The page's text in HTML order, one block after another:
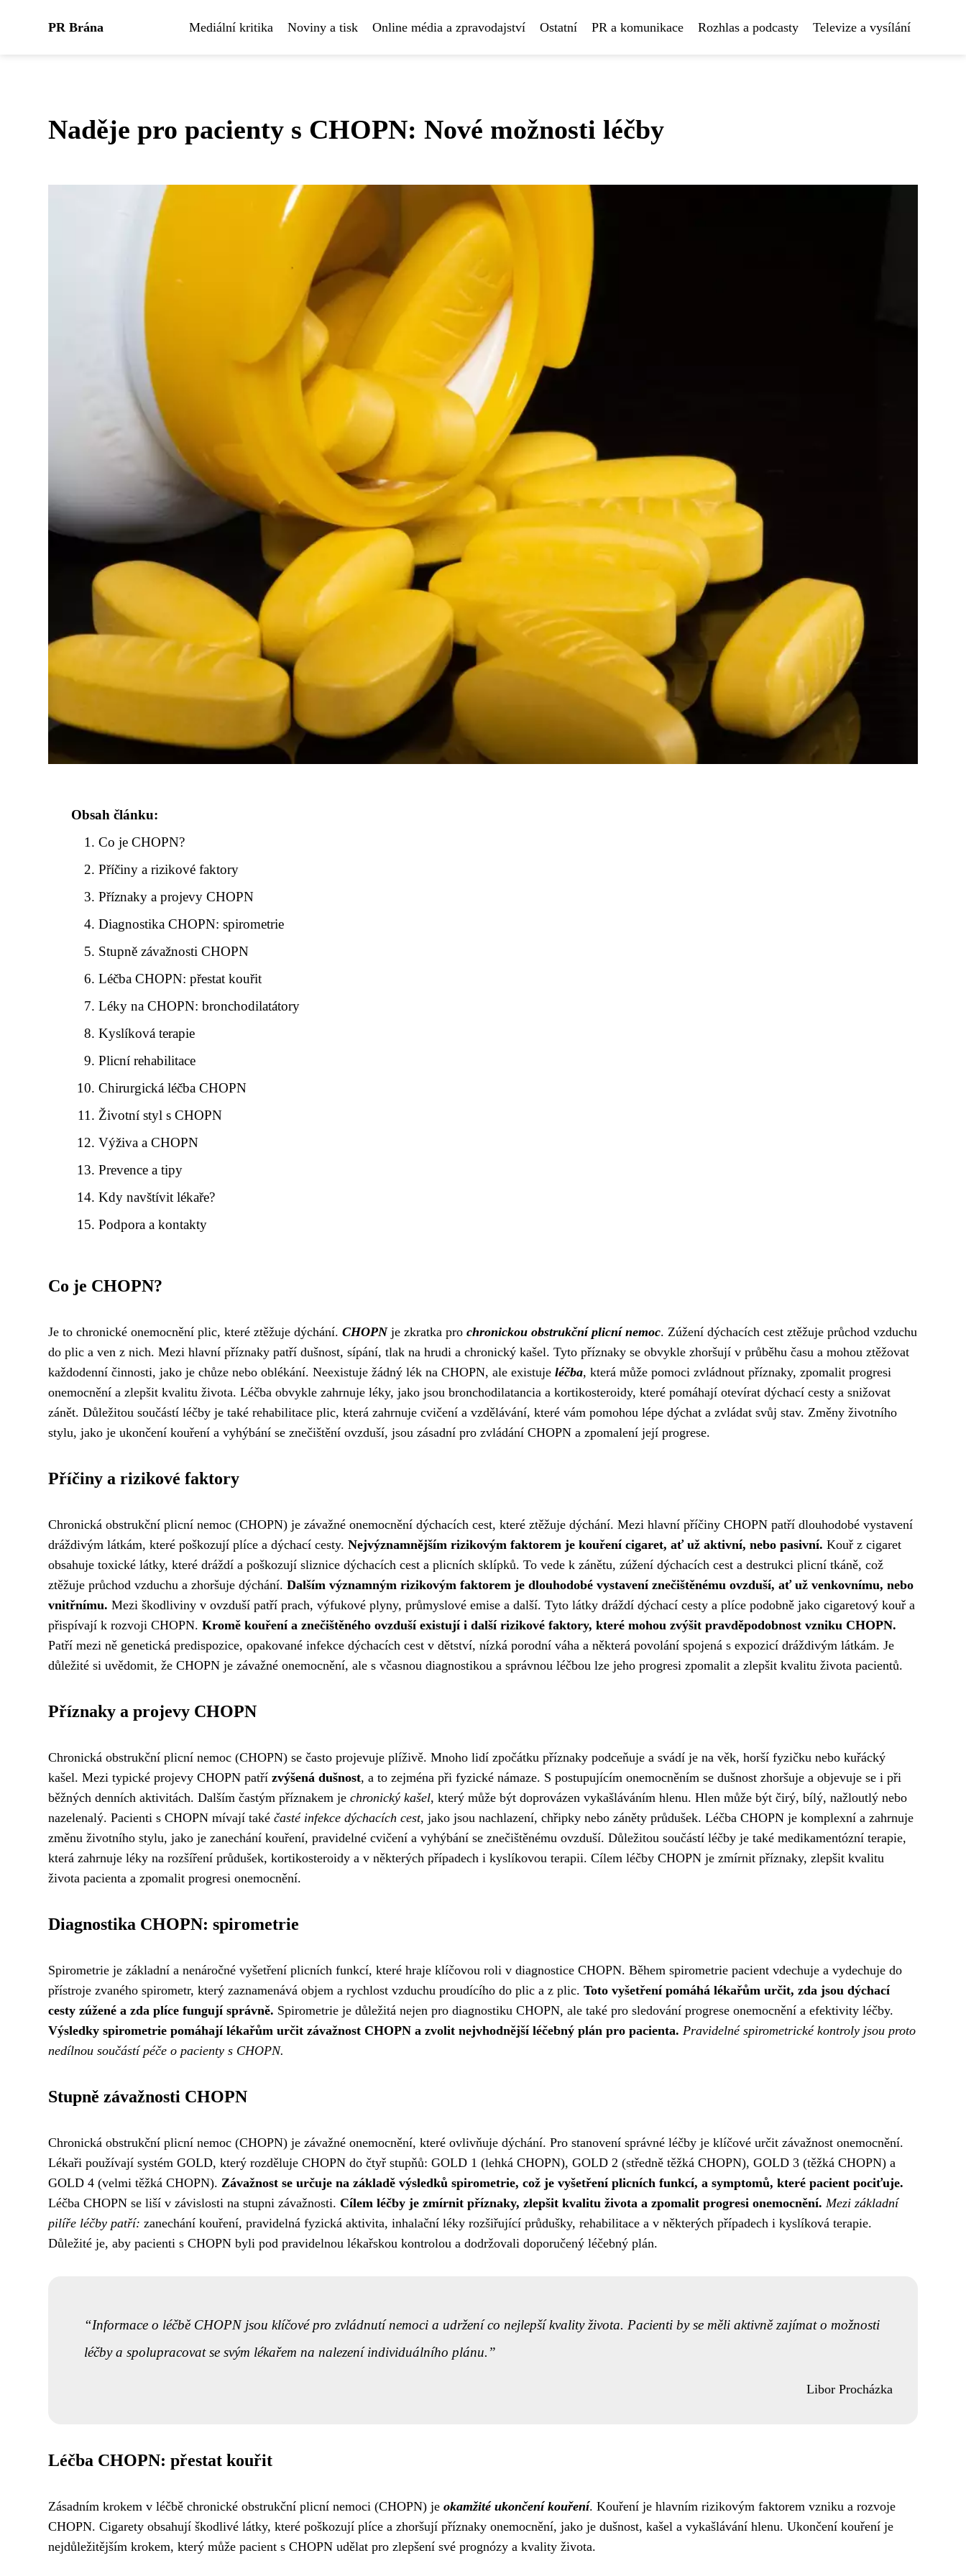
PR Brána Mediální kritika Noviny a tisk Online média a zpravodajství Ostatní PR a komunikace Rozhlas a podcasty Televize a vysílání
Naděje pro pacienty s CHOPN: Nové možnosti léčby
Obsah článku:
Co je CHOPN?
Příčiny a rizikové faktory
Příznaky a projevy CHOPN
Diagnostika CHOPN: spirometrie
Stupně závažnosti CHOPN
Léčba CHOPN: přestat kouřit
Léky na CHOPN: bronchodilatátory
Kyslíková terapie
Plicní rehabilitace
Chirurgická léčba CHOPN
Životní styl s CHOPN
Výživa a CHOPN
Prevence a tipy
Kdy navštívit lékaře?
Podpora a kontakty
Co je CHOPN?
Je to chronické onemocnění plic, které ztěžuje dýchání. CHOPNje zkratka pro chronickou obstrukční plicní nemoc. Zúžení dýchacích cest ztěžuje průchod vzduchu
do plic a ven z nich. Mezi hlavní příznaky patří dušnost, sípání, tlak na hrudi a chronický kašel. Tyto příznaky se obvykle zhoršují v průběhu času a mohou ztěžovat
každodenní činnosti, jako je chůze nebo oblékání. Neexistuje žádný lék na CHOPN, ale existuje léčba, která může pomoci zvládnout příznaky, zpomalit progresi
onemocnění a zlepšit kvalitu života. Léčba obvykle zahrnuje léky, jako jsou bronchodilatancia a kortikosteroidy, které pomáhají otevírat dýchací cesty a snižovat
zánět. Důležitou součástí léčby je také rehabilitace plic, která zahrnuje cvičení a vzdělávání, které vám pomohou lépe dýchat a zvládat svůj stav. Změny životního
stylu, jako je ukončení kouření a vyhýbání se znečištění ovzduší, jsou zásadní pro zvládání CHOPN a zpomalení její progrese.
Příčiny a rizikové faktory
Chronická obstrukční plicní nemoc (CHOPN) je závažné onemocnění dýchacích cest, které ztěžuje dýchání. Mezi hlavní příčiny CHOPN patří dlouhodobé vystavení
dráždivým látkám, které poškozují plíce a dýchací cesty. Nejvýznamnějším rizikovým faktorem je kouření cigaret, ať už aktivní, nebo pasivní. Kouř z cigaret
obsahuje toxické látky, které dráždí a poškozují sliznice dýchacích cest a plicních sklípků. To vede k zánětu, zúžení dýchacích cest a destrukci plicní tkáně, což
ztěžuje průchod vzduchu a zhoršuje dýchání. Dalším významným rizikovým faktorem je dlouhodobé vystavení znečištěnému ovzduší, ať už venkovnímu, nebo
vnitřnímu. Mezi škodliviny v ovzduší patří prach, výfukové plyny, průmyslové emise a další. Tyto látky dráždí dýchací cesty a plíce podobně jako cigaretový kouř a
přispívají k rozvoji CHOPN. Kromě kouření a znečištěného ovzduší existují i další rizikové faktory, které mohou zvýšit pravděpodobnost vzniku CHOPN.
Patří mezi ně genetická predispozice, opakované infekce dýchacích cest v dětství, nízká porodní váha a některá povolání spojená s expozicí dráždivým látkám. Je
důležité si uvědomit, že CHOPN je závažné onemocnění, ale s včasnou diagnostikou a správnou léčbou lze jeho progresi zpomalit a zlepšit kvalitu života pacientů.
Příznaky a projevy CHOPN
Chronická obstrukční plicní nemoc (CHOPN) se často projevuje plíživě. Mnoho lidí zpočátku příznaky podceňuje a svádí je na věk, horší fyzičku nebo kuřácký
kašel. Mezi typické projevy CHOPN patří zvýšená dušnost, a to zejména při fyzické námaze. S postupujícím onemocněním se dušnost zhoršuje a objevuje se i při
běžných denních aktivitách. Dalším častým příznakem je chronický kašel, který může být doprovázen vykašláváním hlenu. Hlen může být čirý, bílý, nažloutlý nebo
nazelenalý. Pacienti s CHOPN mívají také časté infekce dýchacích cest, jako jsou nachlazení, chřipky nebo záněty průdušek. Léčba CHOPN je komplexní a zahrnuje
změnu životního stylu, jako je zanechání kouření, pravidelné cvičení a vyhýbání se znečištěnému ovzduší. Důležitou součástí léčby je také medikamentózní terapie,
která zahrnuje léky na rozšíření průdušek, kortikosteroidy a v některých případech i kyslíkovou terapii. Cílem léčby CHOPN je zmírnit příznaky, zlepšit kvalitu
života pacienta a zpomalit progresi onemocnění.
Diagnostika CHOPN: spirometrie
Spirometrie je základní a nenáročné vyšetření plicních funkcí, které hraje klíčovou roli v diagnostice CHOPN. Během spirometrie pacient vdechuje a vydechuje do
přístroje zvaného spirometr, který zaznamenává objem a rychlost vzduchu proudícího do plic a z plic. Toto vyšetření pomáhá lékařům určit, zda jsou dýchací
cesty zúžené a zda plíce fungují správně. Spirometrie je důležitá nejen pro diagnostiku CHOPN, ale také pro sledování progrese onemocnění a efektivity léčby.
Výsledky spirometrie pomáhají lékařům určit závažnost CHOPN a zvolit nejvhodnější léčebný plán pro pacienta. Pravidelné spirometrické kontroly jsou proto
nedílnou součástí péče o pacienty s CHOPN.
Stupně závažnosti CHOPN
Chronická obstrukční plicní nemoc (CHOPN) je závažné onemocnění, které ovlivňuje dýchání. Pro stanovení správné léčby je klíčové určit závažnost onemocnění.
Lékaři používají systém GOLD, který rozděluje CHOPN do čtyř stupňů: GOLD 1 (lehká CHOPN), GOLD 2 (středně těžká CHOPN), GOLD 3 (těžká CHOPN) a
GOLD 4 (velmi těžká CHOPN). Závažnost se určuje na základě výsledků spirometrie, což je vyšetření plicních funkcí, a symptomů, které pacient pociťuje.
Léčba CHOPN se liší v závislosti na stupni závažnosti. Cílem léčby je zmírnit příznaky, zlepšit kvalitu života a zpomalit progresi onemocnění. Mezi základní
pilíře léčby patří: zanechání kouření, pravidelná fyzická aktivita, inhalační léky rozšiřující průdušky, rehabilitace a v některých případech i kyslíková terapie.
Důležité je, aby pacienti s CHOPN byli pod pravidelnou lékařskou kontrolou a dodržovali doporučený léčebný plán.
Informace o léčbě CHOPN jsou klíčové pro zvládnutí nemoci a udržení co nejlepší kvality života. Pacienti by se měli aktivně zajímat o možnosti
léčby a spolupracovat se svým lékařem na nalezení individuálního plánu.
Libor Procházka
Léčba CHOPN: přestat kouřit
Zásadním krokem v léčbě chronické obstrukční plicní nemoci (CHOPN) je okamžité ukončení kouření. Kouření je hlavním rizikovým faktorem vzniku a rozvoje
CHOPN. Cigarety obsahují škodlivé látky, které poškozují plíce a zhoršují příznaky onemocnění, jako je dušnost, kašel a vykašlávání hlenu. Ukončení kouření je
nejdůležitějším krokem, který může pacient s CHOPN udělat pro zlepšení své prognózy a kvality života.